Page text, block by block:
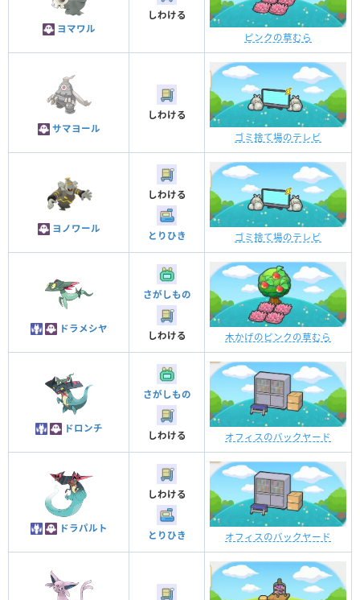
ヨマワル
しわける
ピンクの草むら
サマヨール
しわける
ゴミ捨て場のテレビ
ヨノワール
しわける
とりひき ゴミ捨て場のテレビ
ドラメシヤ
さがしもの
しわける 木かげのピンクの草むら
ドロンチ
さがしもの
しわける オフィスのバックヤード
ドラパルト
しわける
とりひき オフィスのバックヤード